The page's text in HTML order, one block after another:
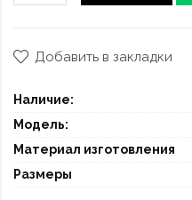
Добавить в закладки
Наличие:
Модель:
Материал изготовления
Размеры